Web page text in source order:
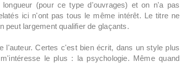
(pour ce type d'ouvrages) et on n'a pas
ici n'ont pas tous le même intérêt. Le titre ne
peut largement qualifier de glaçants.
Certes c'est bien écrit, dans un style plus
le plus : la psychologie. Même quand